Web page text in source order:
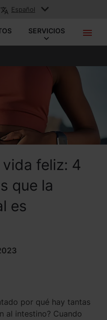
Español
SERVICIOS
feliz: 4
que la
es
por qué hay tantas
al intestino? Cuando